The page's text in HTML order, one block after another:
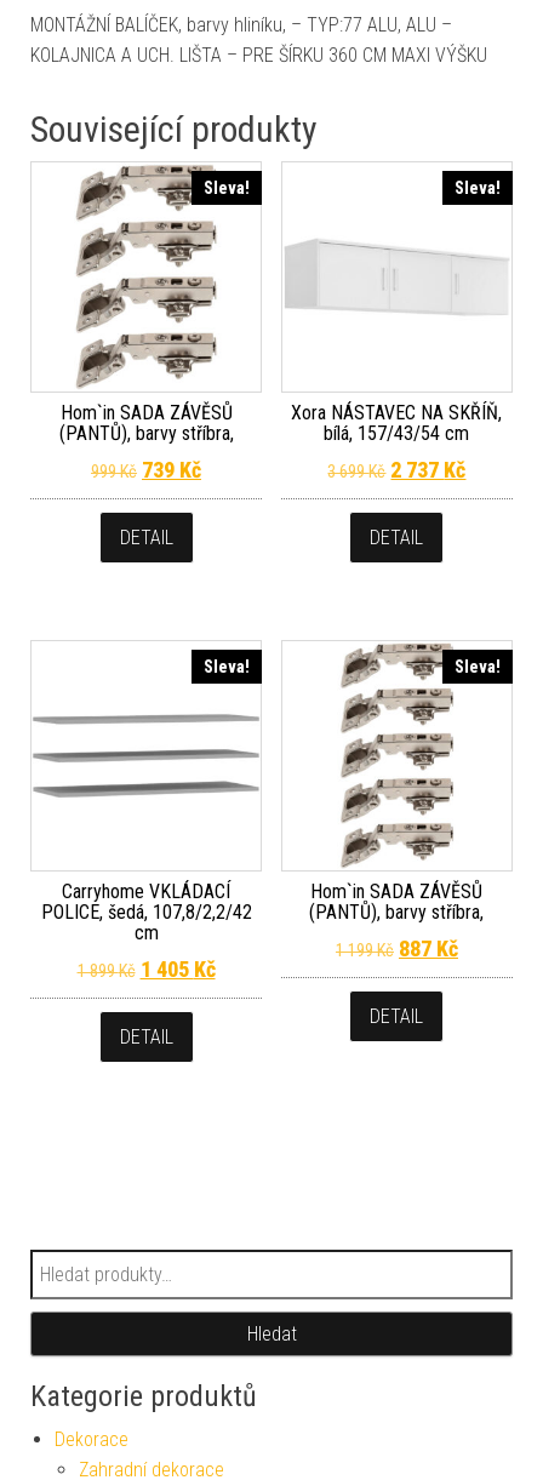
MONTÁŽNÍ BALÍČEK, barvy hliníku, – TYP:77 ALU, ALU –
KOLAJNICA A UCH. LIŠTA – PRE ŠÍRKU 360 CM MAXI VÝŠKU
Související produkty
Sleva!
Hom`in SADA ZÁVĚSŮ
(PANTŮ), barvy stříbra,
999Kč Původní cena byla: 999 Kč.
739 KčAktuální cena je: 739 Kč.
DETAIL
Sleva!
Xora NÁSTAVEC NA SKŘÍŇ,
bílá, 157/43/54 cm
3 699Kč Původní cena
2 737 KčAktuální
DETAIL
Sleva!
Carryhome VKLÁDACÍ
POLICE, šedá, 107,8/2,2/42
cm
1 899Kč Původní cena byla: 1 899 Kč.
1 405 KčAktuální cena je: 1 405 Kč.
DETAIL
Sleva!
Hom`in SADA ZÁVĚSŮ
(PANTŮ), barvy stříbra,
1 199Kč Původní cena
887 KčAktuální
DETAIL
Hledat:
Hledat
Kategorie produktů
Dekorace
Zahradní dekorace